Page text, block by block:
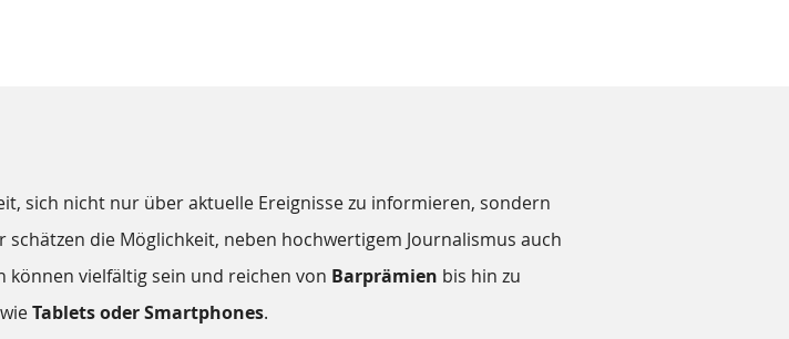
sich nicht nur über aktuelle Ereignisse zu informieren, sondern
die Möglichkeit, neben hochwertigem Journalismus auch
können vielfältig sein und reichen von Barprämien bis hin zu
Tablets oder Smartphones.